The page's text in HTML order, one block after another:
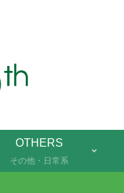
OTHERS
その他・日常系